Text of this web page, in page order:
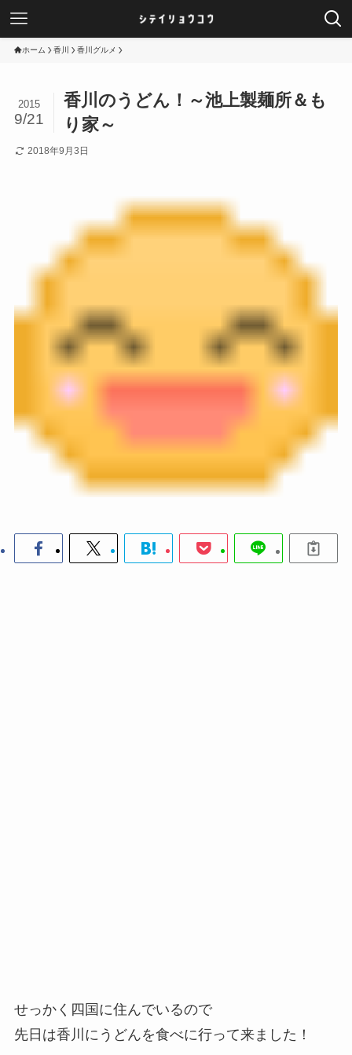
ホーム 香川 香川グルメ
香川のうどん！～池上製麺所＆も
り家～
2015
9/21
2018年9月3日
せっかく四国に住んでいるので
先日は香川にうどんを食べに行って来ました！